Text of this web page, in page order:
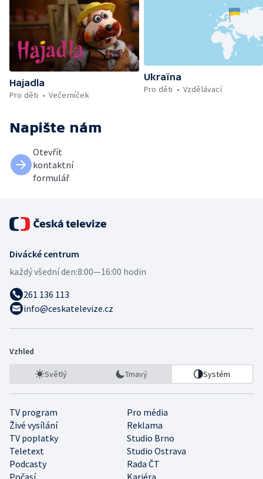
Hajadla
Pro děti
Večerníček
Ukraïna
Pro děti
Vzdělávací
Napište nám
Otevřít
kontaktní
formulář
Divácké centrum
každý všední den:8:00—16:00 hodin
261 136 113
info@ceskatelevize.cz
Vzhled
Světlý Tmavý Systém
TV program
Pro média
Živé vysílání
Reklama
TV poplatky
Studio Brno
Teletext
Studio Ostrava
Podcasty
Rada ČT